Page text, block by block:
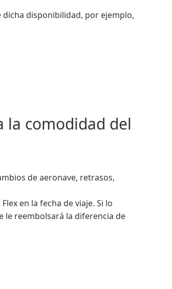
disponibilidad, por ejemplo,
la comodidad del
de aeronave, retrasos,
en la fecha de viaje. Si lo
le reembolsará la diferencia de